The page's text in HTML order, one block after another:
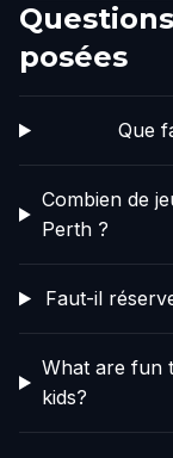
posées
Que
Combien de
Perth ?
Faut-il
What are fun
kids?